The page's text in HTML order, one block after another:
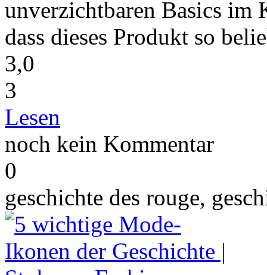
unverzichtbaren Basics im
dass dieses Produkt so
3,0
3
Lesen
noch kein Kommentar
0
geschichte des rouge,